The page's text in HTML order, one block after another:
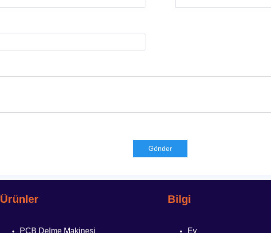
Gönder
Ürünler
PCB Delme Makinesi
Bilgi
Ev